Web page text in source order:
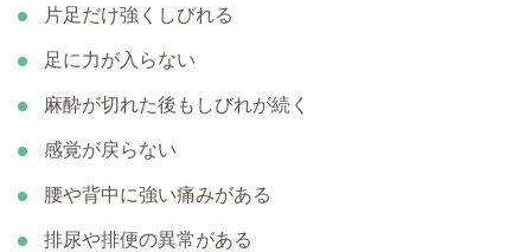
片足だけ強くしびれる
足に力が入らない
麻酔が切れた後もしびれが続く
感覚が戻らない
腰や背中に強い痛みがある
排尿や排便の異常がある